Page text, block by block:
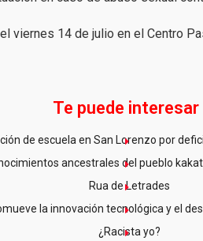
viernes 14 de julio en el Centro
Te puede interesar
de escuela en San Lorenzo por
ancestrales del pueblo
Rua de Letrades
la innovación tecnológica y el
¿Racista yo?